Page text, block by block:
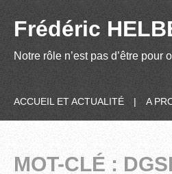
Frédéric
Notre rôle n’est pas d’être
ACCUEIL ET ACTUALITÉ | A
MOT-CLÉ :